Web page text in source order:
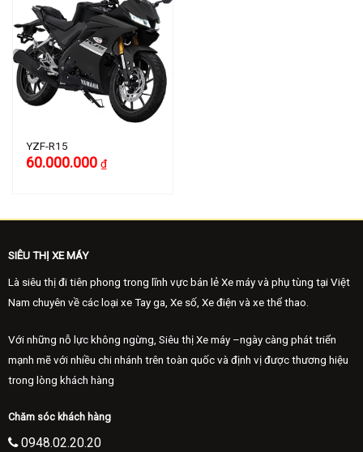
YZF-R15
Giá
60.000.000 ₫Giá
60.000.000 ₫.
SIÊU THỊ XE MÁY
Là siêu thị đi tiên phong trong lĩnh vực bán lẻ Xe máy và phụ tùng tại Việt
Nam chuyên về các loại xe Tay ga, Xe số, Xe điện và xe thể thao.
Với những nỗ lực không ngừng, Siêu thị Xe máy –ngày càng phát triển
mạnh mẽ với nhiều chi nhánh trên toàn quốc và định vị được thương hiệu
trong lòng khách hàng
Chăm sóc khách hàng
0948.02.20.20